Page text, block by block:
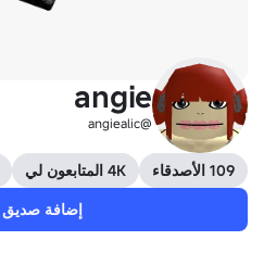
angie
@angiealic
109 الأصدقاء 4K المتابعون لي
إضافة صديق